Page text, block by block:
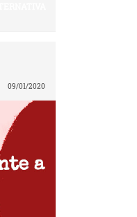
09/01/2020